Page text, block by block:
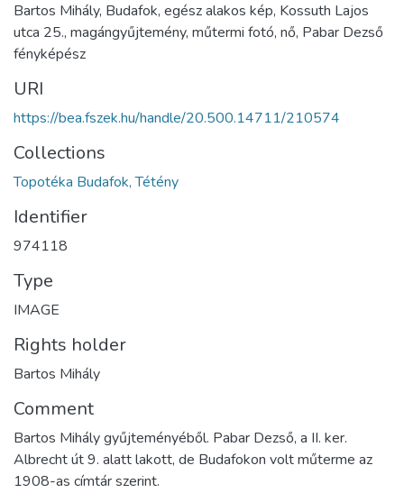
Bartos Mihály, Budafok, egész alakos kép, Kossuth Lajos
utca 25., magángyűjtemény, műtermi fotó, nő, Pabar Dezső
fényképész
URI
https://bea.fszek.hu/handle/20.500.14711/210574
Collections
Topotéka Budafok, Tétény
Identifier
974118
Type
IMAGE
Rights holder
Bartos Mihály
Comment
Bartos Mihály gyűjteményéből. Pabar Dezső, a II. ker.
Albrecht út 9. alatt lakott, de Budafokon volt műterme az
1908-as címtár szerint.